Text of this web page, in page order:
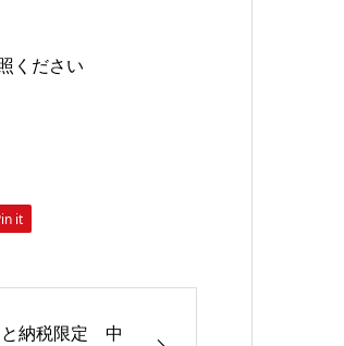
ください
it
と納税限定 中